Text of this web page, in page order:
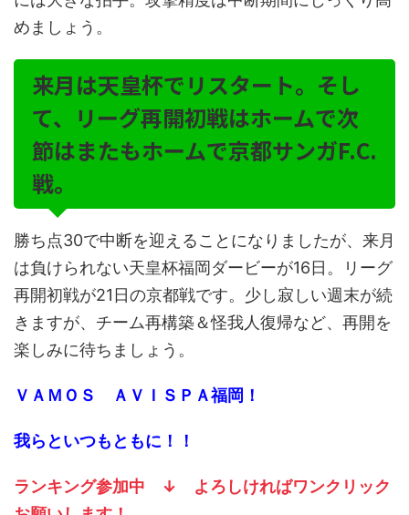
めましょう。
来月は天皇杯でリスタート。そし
て、リーグ再開初戦はホームで次
節はまたもホームで京都サンガF.C.
戦。
勝ち点30で中断を迎えることになりましたが、来月
は負けられない天皇杯福岡ダービーが16日。リーグ
再開初戦が21日の京都戦です。少し寂しい週末が続
きますが、チーム再構築＆怪我人復帰など、再開を
楽しみに待ちましょう。
ＶＡＭＯＳ ＡＶＩＳＰＡ福岡！
我らといつもともに！！
ランキング参加中 ↓ よろしければワンクリック